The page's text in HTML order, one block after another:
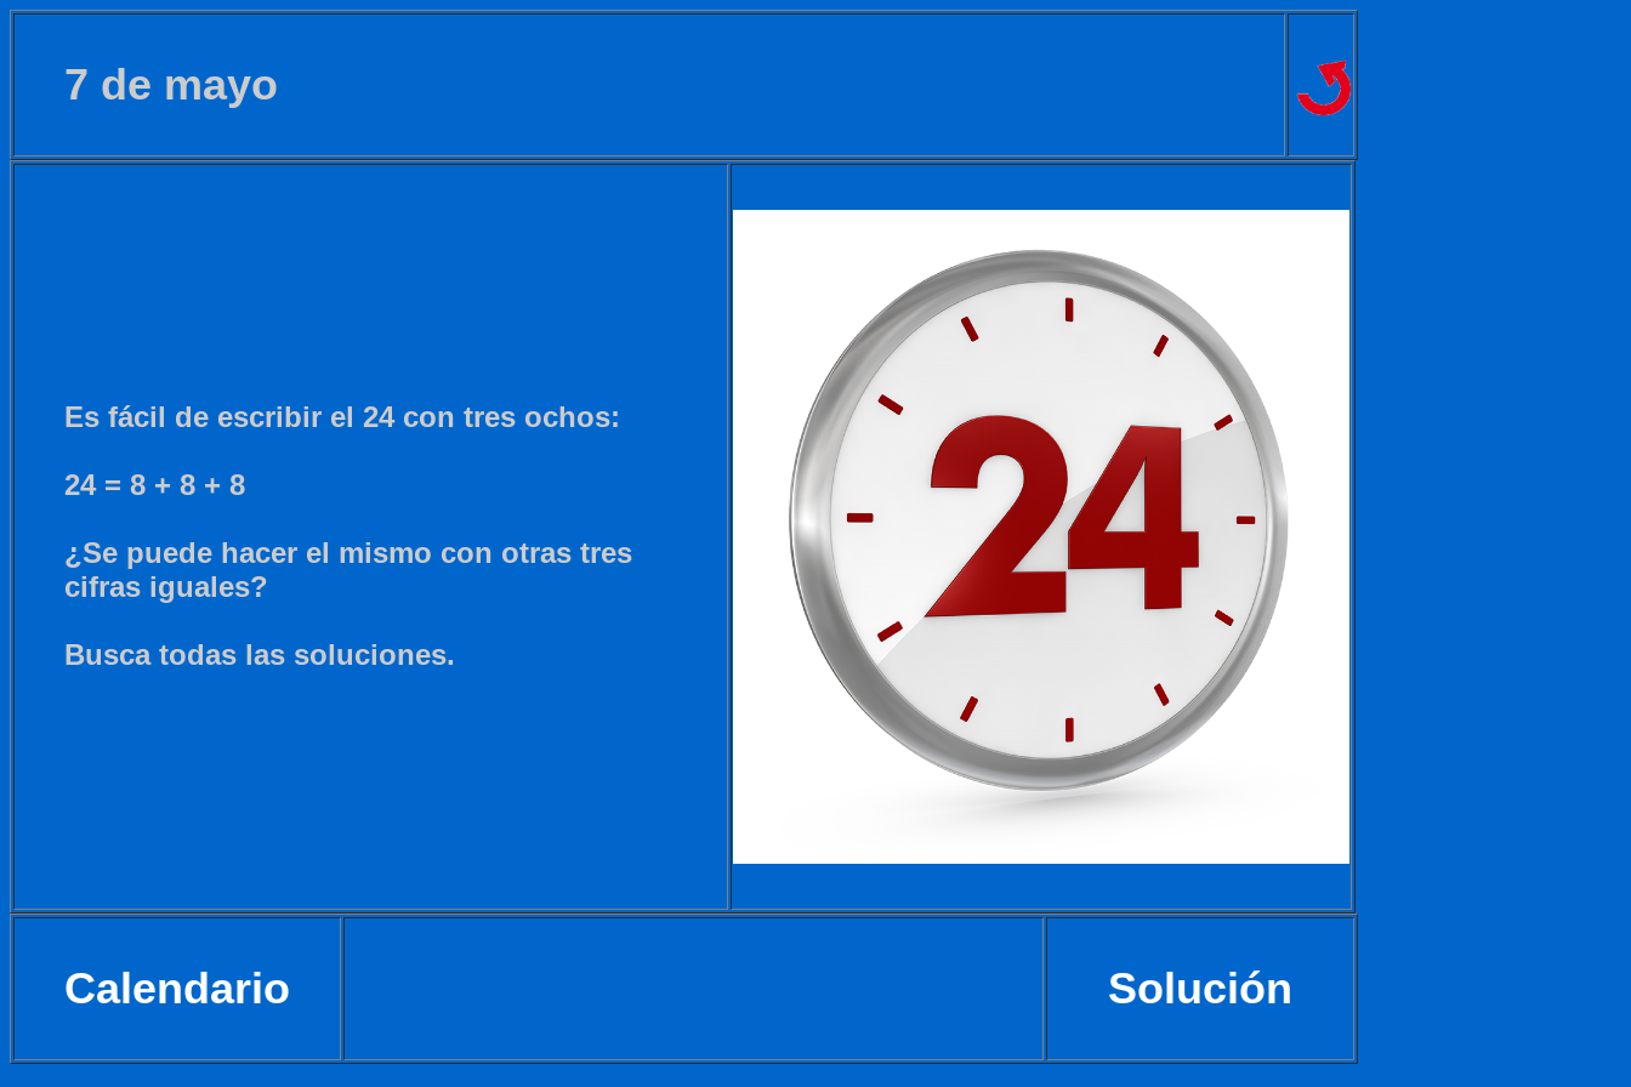
7 de mayo
Es fácil de escribir el 24 con tres ochos:
24 = 8 + 8 + 8
¿Se puede hacer el mismo con otras tres
cifras iguales?
Busca todas las soluciones.
Calendario Solución